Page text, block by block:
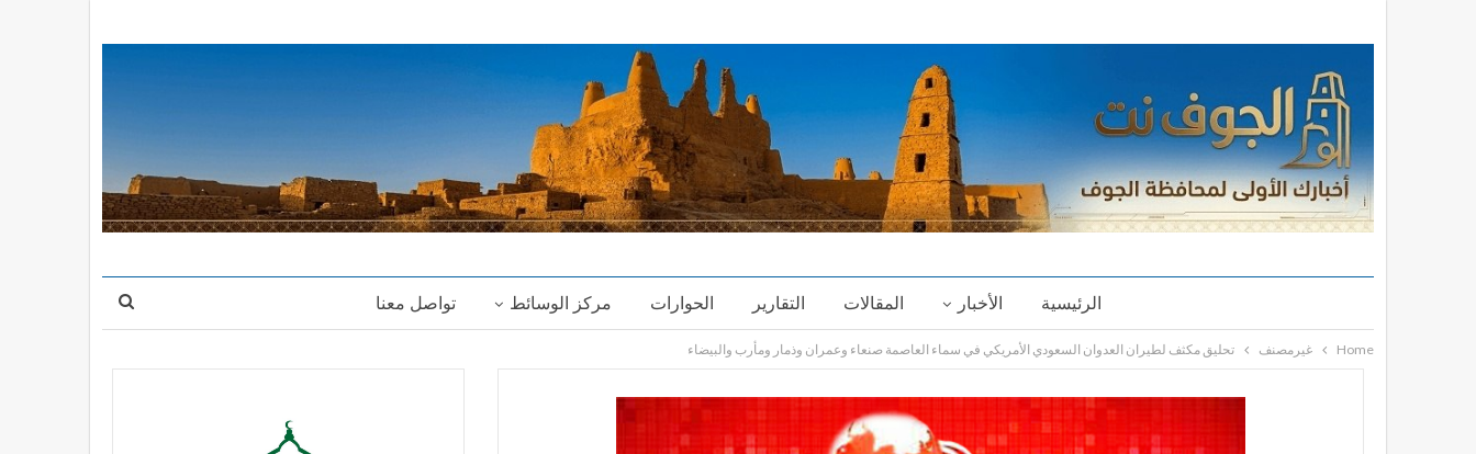
الرئيسية الأخبار المقالات التقارير الحوارات مركز الوسائط تواصل معنا
Home غيرمصنف تحليق مكثف لطيران العدوان السعودي الأمريكي في سماء العاصمة صنعاء وعمران وذمار ومأرب والبيضاء